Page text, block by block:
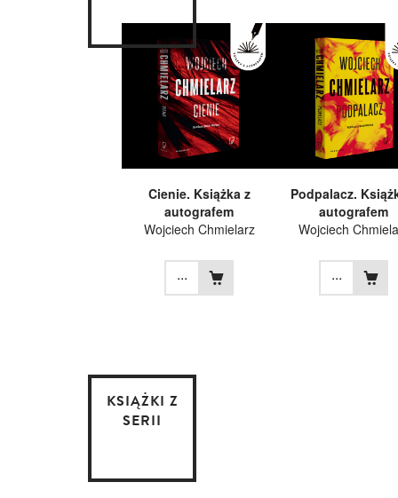
Cienie. Książka z
autografem
Wojciech Chmielarz
...
Podpalacz.
autografem
Wojciech
...
KSIĄŻKI Z
SERII